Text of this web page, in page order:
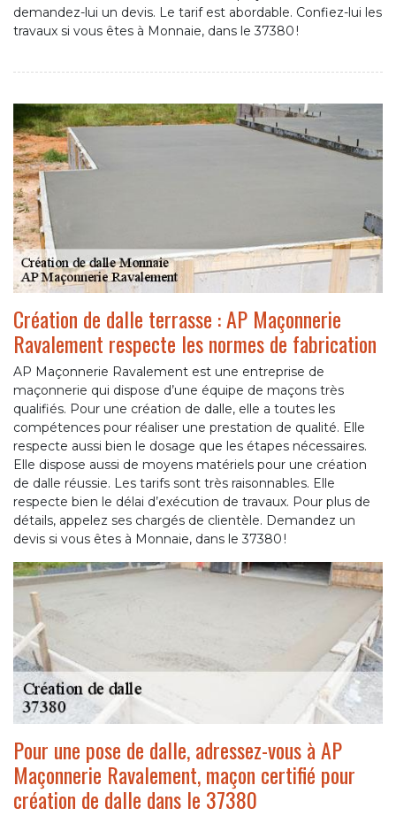
demandez-lui un devis. Le tarif est abordable. Confiez-lui les
travaux si vous êtes à Monnaie, dans le 37380 !
Création de dalle terrasse : AP Maçonnerie
Ravalement respecte les normes de fabrication
AP Maçonnerie Ravalement est une entreprise de
maçonnerie qui dispose d’une équipe de maçons très
qualifiés. Pour une création de dalle, elle a toutes les
compétences pour réaliser une prestation de qualité. Elle
respecte aussi bien le dosage que les étapes nécessaires.
Elle dispose aussi de moyens matériels pour une création
de dalle réussie. Les tarifs sont très raisonnables. Elle
respecte bien le délai d’exécution de travaux. Pour plus de
détails, appelez ses chargés de clientèle. Demandez un
devis si vous êtes à Monnaie, dans le 37380 !
Pour une pose de dalle, adressez-vous à AP
Maçonnerie Ravalement, maçon certifié pour
création de dalle dans le 37380